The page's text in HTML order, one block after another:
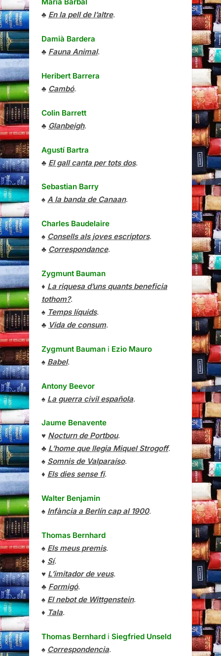
Maria Barbal
♣ En la pell de l’altre.
Damià Bardera
♣ Fauna Animal.
Heribert Barrera
♣ Cambó.
Colin Barrett
♣ Glanbeigh.
Agustí Bartra
♣ El gall canta per tots dos.
Sebastian Barry
♠ A la banda de Canaan.
Charles Baudelaire
♠ Consells als joves escriptors.
♣ Correspondance.
Zygmunt Bauman
♦ La riquesa d’uns quants beneficia
tothom?.
♠ Temps líquids.
♣ Vida de consum.
Zygmunt Bauman i Ezio Mauro
♠ Babel.
Antony Beevor
♠ La guerra civil española.
Jaume Benavente
♥ Nocturn de Portbou.
♣ L’home que llegia Miquel Strogoff.
♠ Somnis de Valparaíso.
♦ Els dies sense fi.
Walter Benjamin
♠ Infància a Berlín cap al 1900.
Thomas Bernhard
♠ Els meus premis.
♦ Sí.
♥ L’imitador de veus.
♣ Formigó.
♠ El nebot de Wittgenstein.
♦ Tala.
Thomas Bernhard i Siegfried Unseld
♠ Correspondencia.